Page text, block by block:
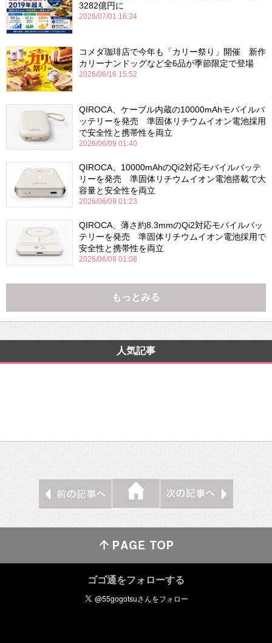
3282億円に
2026/07/01 16:24
コメダ珈琲店で今年も「カリー祭り」開催 新作
カリーナンドッグなど全6品が季節限定で登場
2026/06/16 15:52
QIROCA、ケーブル内蔵の10000mAhモバイルバ
ッテリーを発売 準固体リチウムイオン電池採用
で安全性と携帯性を両立
2026/06/09 01:40
QIROCA、10000mAhのQi2対応モバイルバッテ
リーを発売 準固体リチウムイオン電池搭載で大
容量と安全性を両立
2026/06/09 01:23
QIROCA、薄さ約8.3mmのQi2対応モバイルバッ
テリーを発売 準固体リチウムイオン電池採用で
安全性と携帯性を両立
2026/06/09 01:08
もっとみる
人気記事
ゴゴ通をフォローする